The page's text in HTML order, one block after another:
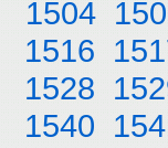
1504
1516
1528
1540